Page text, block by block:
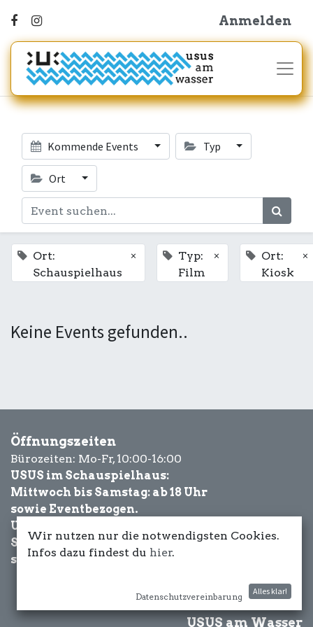
Anmelden
Kommende Events Typ
Ort
Ort:
Schauspielhaus
×
Typ:
Film
×
Ort:
Kiosk
×
Keine Events gefunden..
Öffnungszeiten
Bürozeiten: Mo-Fr, 10:00-16:00
USUS im Schauspielhaus:
Mittwoch bis Samstag: ab 18 Uhr
sowie Eventbezogen.
USUS am Wasser:
Schönwetter-
sowie Eventbezogen.
USUS am Wasser
Wir nutzen nur die notwendigsten Cookies.
Infos dazu findest du hier.
Datenschutzvereinbarung
Alles klar!